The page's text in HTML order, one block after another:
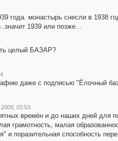
года. монастырь снесли в 1938
1939 или позже...
целый БАЗАР?
даже с подписью "Ёлочный
03:53
времён и до наших дней для
грамотность, малая
и поразительная способность